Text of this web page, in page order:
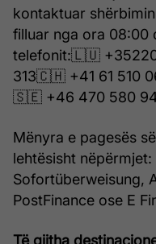
kontaktuar
filluar nga ora 08:00
telefonit:🇱🇺
313🇨🇭 +41 61 510
🇸🇪 +46 470 580
Mënyra e pagesës
lehtësisht
Sofortüberweisung,
PostFinance ose E
Të gjitha